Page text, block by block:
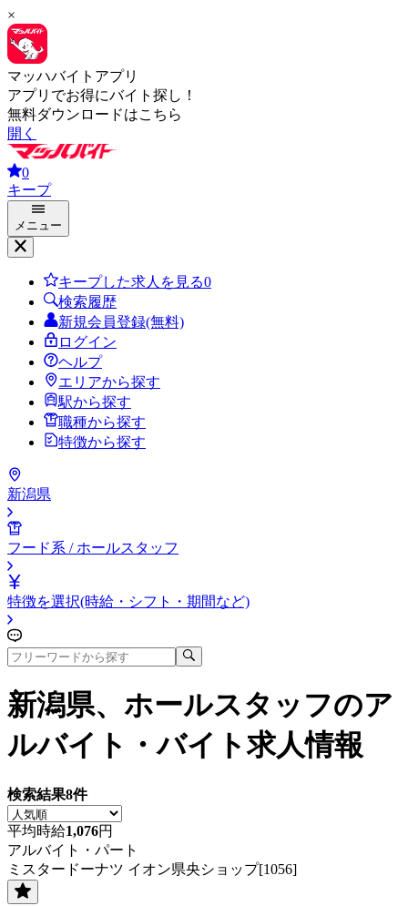
×
マッハバイトアプリ
アプリでお得にバイト探し！
無料ダウンロードはこちら
開く
0
キープ
メニュー
キープした求人を見る0
検索履歴
新規会員登録(無料)
ログイン
ヘルプ
エリアから探す
駅から探す
職種から探す
特徴から探す
新潟県
フード系 / ホールスタッフ
特徴を選択(時給・シフト・期間など)
新潟県、ホールスタッフのア
ルバイト・バイト求人情報
検索結果8件
平均時給1,076円
アルバイト・パート
ミスタードーナツ イオン県央ショップ[1056]